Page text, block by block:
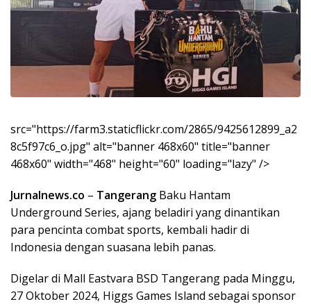
src="https://farm3.staticflickr.com/2865/9425612899_a2
8c5f97c6_o.jpg" alt="banner 468x60" title="banner
468x60" width="468" height="60" loading="lazy" />
Jurnalnews.co – Tangerang Baku Hantam
Underground Series, ajang beladiri yang dinantikan
para pencinta combat sports, kembali hadir di
Indonesia dengan suasana lebih panas.
Digelar di Mall Eastvara BSD Tangerang pada Minggu,
27 Oktober 2024, Higgs Games Island sebagai sponsor